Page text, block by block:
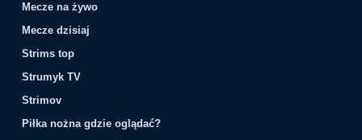
Mecze na żywo
Mecze dzisiaj
Strims top
Strumyk TV
Strimov
Piłka nożna gdzie oglądać?